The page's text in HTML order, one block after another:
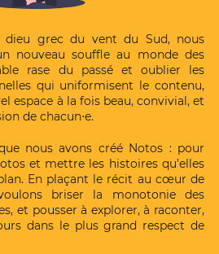
dieu grec du vent du Sud, nous
nouveau souffle au monde des
rase du passé et oublier les
qui uniformisent le contenu,
espace à la fois beau, convivial, et
de chacun‧e.
nous avons créé Notos : pour
et mettre les histoires qu’elles
En plaçant le récit au cœur de
briser la monotonie des
et pousser à explorer, à raconter,
dans le plus grand respect de